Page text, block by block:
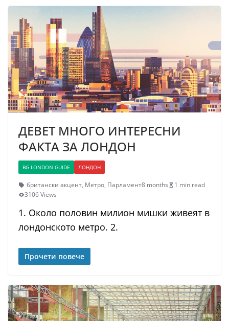
ДЕВЕТ МНОГО ИНТЕРЕСНИ
ФАКТА ЗА ЛОНДОН
BG LONDON GUIDE ЛОНДОН
британски акцент, Метро, Парламент8 months
1 min read
3106 Views
1. Около половин милион мишки живеят в
лондонското метро. 2.
Прочети повече